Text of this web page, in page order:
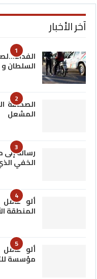
آخر الأخبار
1
السلطان
2
الصحافة
المشعل
3رسالة
الخفي
4 ألو
المنطقة
5 ألو
مؤسسة